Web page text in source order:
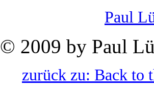
Paul
© 2009 by Paul
zurück zu: Back to